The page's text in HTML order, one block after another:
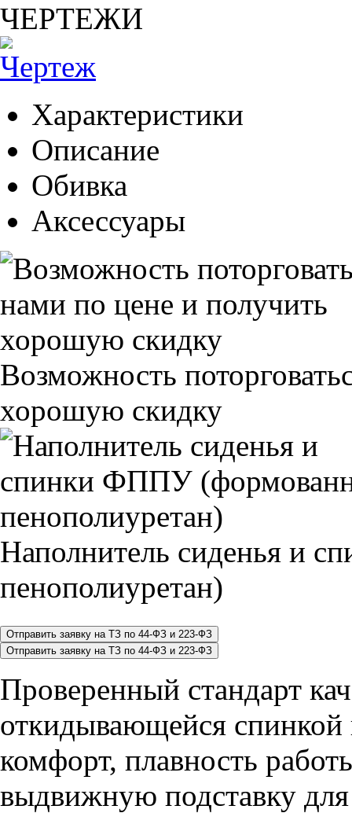
ЧЕРТЕЖИ
Характеристики
Описание
Обивка
Аксессуары
Возможность
хорошую скидку
Наполнитель сиденья и
пенополиуретан)
Проверенный стандарт
откидывающейся спинкой
комфорт, плавность
выдвижную подставку для